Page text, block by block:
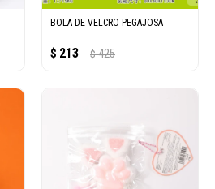
BOLA DE VELCRO PEGAJOSA
$ 213 $ 425